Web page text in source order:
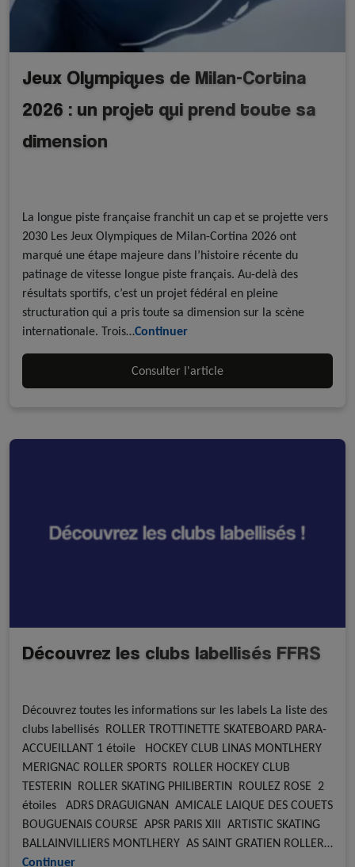
Jeux Olympiques de Milan-Cortina
2026 : un projet qui prend toute sa
dimension
La longue piste française franchit un cap et se projette vers
2030 Les Jeux Olympiques de Milan-Cortina 2026 ont
marqué une étape majeure dans l’histoire récente du
patinage de vitesse longue piste français. Au-delà des
résultats sportifs, c’est un projet fédéral en pleine
structuration qui a pris toute sa dimension sur la scène
internationale. Trois…Continuer
Consulter l'article
Découvrez les clubs labellisés FFRS
Découvrez toutes les informations sur les labels La liste des
clubs labellisés ROLLER TROTTINETTE SKATEBOARD PARA-
ACCUEILLANT 1 étoile HOCKEY CLUB LINAS MONTLHERY
MERIGNAC ROLLER SPORTS ROLLER HOCKEY CLUB
TESTERIN ROLLER SKATING PHILIBERTIN ROULEZ ROSE 2
étoiles ADRS DRAGUIGNAN AMICALE LAIQUE DES COUETS
BOUGUENAIS COURSE APSR PARIS XIII ARTISTIC SKATING
BALLAINVILLIERS MONTLHERY AS SAINT GRATIEN ROLLER…
Continuer